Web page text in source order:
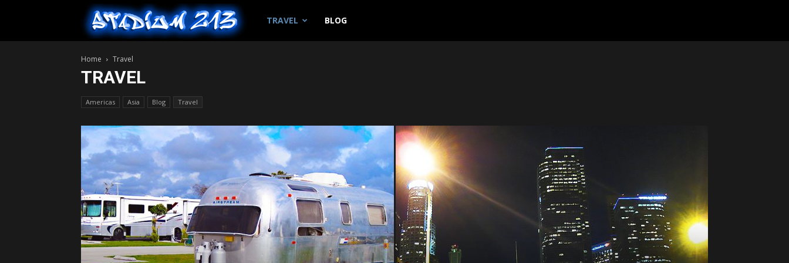
Stadium
TRAVEL BLOG
Home Travel
TRAVEL
Americas Asia Blog Travel